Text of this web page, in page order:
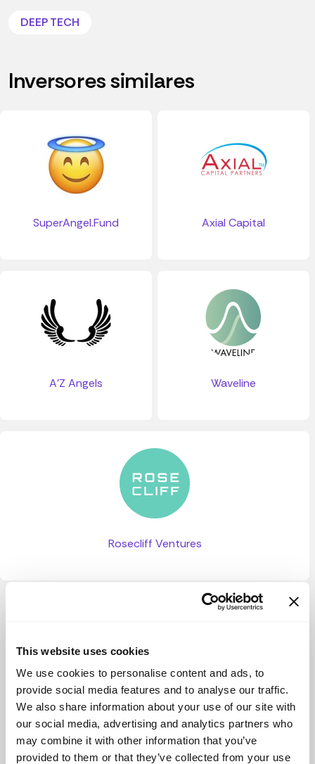
This website uses cookies
We use cookies to personalise content and ads, to
provide social media features and to analyse our traffic.
We also share information about your use of our site with
our social media, advertising and analytics partners who
may combine it with other information that you’ve
provided to them or that they’ve collected from your use
DEEP TECH
Inversores similares
SuperAngel.Fund Axial Capital
A’Z Angels Waveline
Rosecliff Ventures